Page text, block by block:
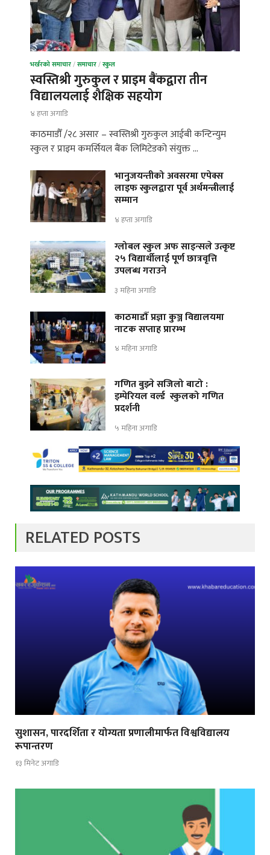
भर्खरको समाचार/समाचार/स्कुल
स्वस्तिश्री गुरुकुल र प्राइम बैंकद्वारा तीन
विद्यालयलाई शैक्षिक सहयोग
४ हप्ता अगाडि
काठमाडौँ /२८ असार – स्वस्तिश्री गुरुकुल आईबी कन्टिन्युम
स्कुल र प्राइम कमर्सियल बैंक लिमिटेडको संयुक्त …
भानुजयन्तीको अवसरमा एपेक्स
लाइफ स्कुलद्वारा पूर्व अर्थमन्त्रीलाई
सम्मान
४ हप्ता अगाडि
ग्लोबल स्कुल अफ साइन्सले उत्कृष्ट
२५ विद्यार्थीलाई पूर्ण छात्रवृत्ति
उपलब्ध गराउने
३ महिना अगाडि
काठमाडौँ प्रज्ञा कुञ्ज विद्यालयमा
नाटक सप्ताह प्रारम्भ
४ महिना अगाडि
गणित बुझ्ने सजिलो बाटो :
इम्पेरियल वर्ल्ड स्कुलको गणित
प्रदर्शनी
५ महिना अगाडि
RELATED POSTS
सुशासन, पारदर्शिता र योग्यता प्रणालीमार्फत विश्वविद्यालय
रूपान्तरण
१३ मिनेट अगाडि